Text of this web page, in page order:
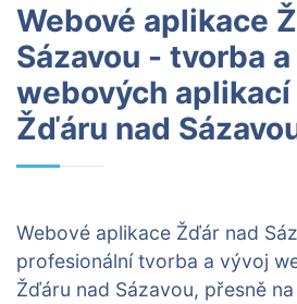
Webové aplikace
Sázavou - tvorba
webových aplikací
Žďáru nad
Webové aplikace Žďár nad
profesionální tvorba a vývoj
Žďáru nad Sázavou, přesně